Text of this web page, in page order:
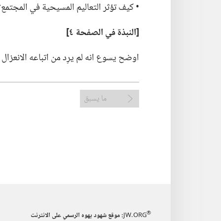
‏• كيف تؤثر التعاليم المسيحية في
‏[النبذةفيالصفحة ٤]‏
اوضح يسوع انه لم يرِد من اتباعه
ما يسبق
JW.ORG® :‏ موقع شهود يهوه الرسمي على الانترنت